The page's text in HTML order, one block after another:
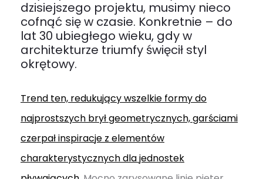
dzisiejszego projektu, musimy nieco
cofnąć się w czasie. Konkretnie – do
lat 30 ubiegłego wieku, gdy w
architekturze triumfy święcił styl
okrętowy.
Trend ten, redukujący wszelkie formy do
najprostszych brył geometrycznych, garściami
czerpał inspiracje z elementów
charakterystycznych dla jednostek